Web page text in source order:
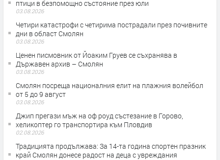
птици в безпомощно състояние през юли
03.08.2026
Четири катастрофи с четирима пострадали през почивните
дни в област Смолян
03.08.2026
Ценен писмовник от Йоаким Груев се съхранява в
Държавен архив – Смолян
03.08.2026
Смолян посреща националния елит на плажния волейбол
от 5 до 9 август
03.08.2026
Джип прегази мъж на оф роуд състезание в Горово,
хеликоптер го транспортира към Пловдив
02.08.2026
Традицията продължава: За 14-та година спортен празник
край Смолян донесе радост на деца с увреждания